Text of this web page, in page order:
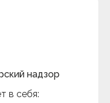
надзор
в себя: